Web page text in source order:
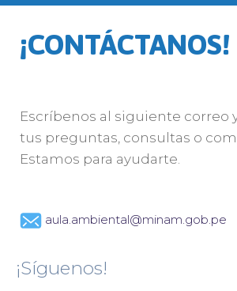
¡CONTÁCTANOS!
Escríbenos al siguiente correo
tus preguntas, consultas o
Estamos para ayudarte.
aula.ambiental@minam.gob.pe
¡Síguenos!